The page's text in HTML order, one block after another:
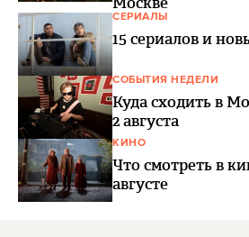
СЕРИАЛЫ
15 сериалов и
СОБЫТИЯ НЕДЕЛИ
Куда сходить в
2 августа
КИНО
Что смотреть в
августе